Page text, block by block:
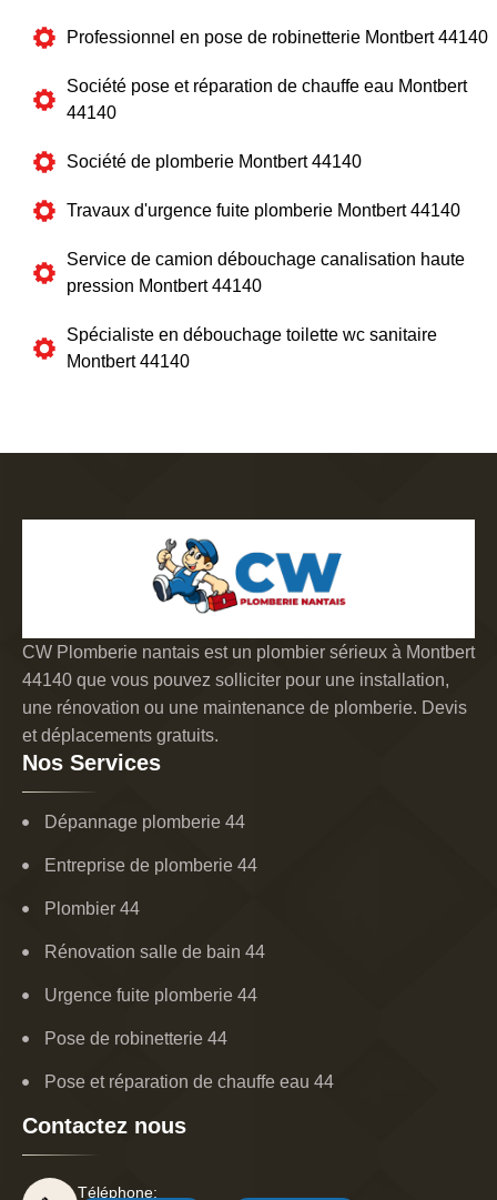
Professionnel en pose de robinetterie Montbert 44140
Société pose et réparation de chauffe eau Montbert
44140
Société de plomberie Montbert 44140
Travaux d'urgence fuite plomberie Montbert 44140
Service de camion débouchage canalisation haute
pression Montbert 44140
Spécialiste en débouchage toilette wc sanitaire
Montbert 44140
CW Plomberie nantais est un plombier sérieux à Montbert
44140 que vous pouvez solliciter pour une installation,
une rénovation ou une maintenance de plomberie. Devis
et déplacements gratuits.
Nos Services
Dépannage plomberie 44
Entreprise de plomberie 44
Plombier 44
Rénovation salle de bain 44
Urgence fuite plomberie 44
Pose de robinetterie 44
Pose et réparation de chauffe eau 44
Contactez nous
Téléphone: